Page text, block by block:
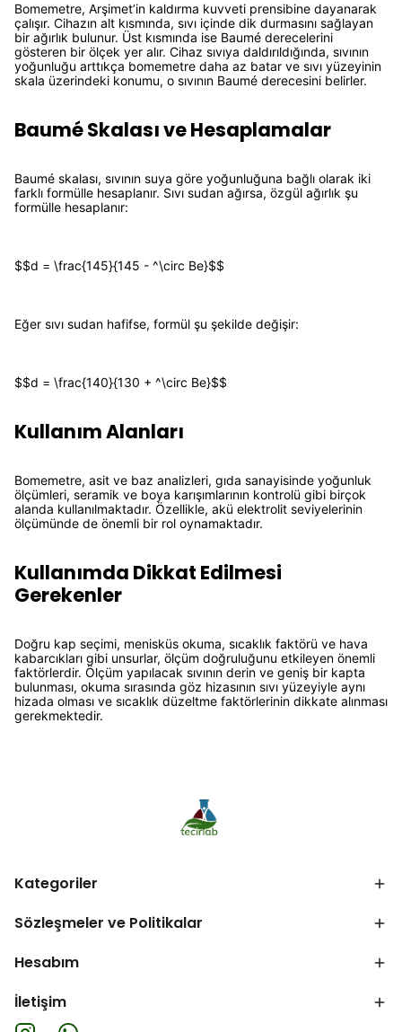
Bomemetre, Arşimet’in kaldırma kuvveti prensibine dayanarak
çalışır. Cihazın alt kısmında, sıvı içinde dik durmasını sağlayan
bir ağırlık bulunur. Üst kısmında ise Baumé derecelerini
gösteren bir ölçek yer alır. Cihaz sıvıya daldırıldığında, sıvının
yoğunluğu arttıkça bomemetre daha az batar ve sıvı yüzeyinin
skala üzerindeki konumu, o sıvının Baumé derecesini belirler.
Baumé Skalası ve Hesaplamalar
Baumé skalası, sıvının suya göre yoğunluğuna bağlı olarak iki
farklı formülle hesaplanır. Sıvı sudan ağırsa, özgül ağırlık şu
formülle hesaplanır:
$$d = \frac{145}{145 - ^\circ Be}$$
Eğer sıvı sudan hafifse, formül şu şekilde değişir:
$$d = \frac{140}{130 + ^\circ Be}$$
Kullanım Alanları
Bomemetre, asit ve baz analizleri, gıda sanayisinde yoğunluk
ölçümleri, seramik ve boya karışımlarının kontrolü gibi birçok
alanda kullanılmaktadır. Özellikle, akü elektrolit seviyelerinin
ölçümünde de önemli bir rol oynamaktadır.
Kullanımda Dikkat Edilmesi
Gerekenler
Doğru kap seçimi, menisküs okuma, sıcaklık faktörü ve hava
kabarcıkları gibi unsurlar, ölçüm doğruluğunu etkileyen önemli
faktörlerdir. Ölçüm yapılacak sıvının derin ve geniş bir kapta
bulunması, okuma sırasında göz hizasının sıvı yüzeyiyle aynı
hizada olması ve sıcaklık düzeltme faktörlerinin dikkate alınması
gerekmektedir.
Kategoriler
Sözleşmeler ve Politikalar
Hesabım
İletişim